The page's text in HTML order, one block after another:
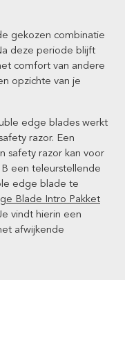
gekozen combinatie
deze periode blijft
comfort van andere
opzichte van je
edge blades werkt
razor. Een
safety razor kan voor
een teleurstellende
edge blade te
Blade Intro Pakket
vindt hierin een
afwijkende